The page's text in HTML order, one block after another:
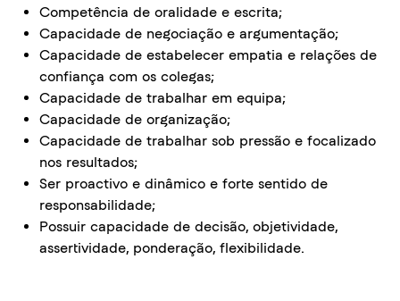
Competência de oralidade e escrita;
Capacidade de negociação e argumentação;
Capacidade de estabelecer empatia e relações de
confiança com os colegas;
Capacidade de trabalhar em equipa;
Capacidade de organização;
Capacidade de trabalhar sob pressão e focalizado
nos resultados;
Ser proactivo e dinâmico e forte sentido de
responsabilidade;
Possuir capacidade de decisão, objetividade,
assertividade, ponderação, flexibilidade.